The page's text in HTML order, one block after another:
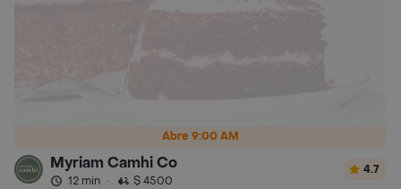
Abre 9:00 AM
Myriam Camhi Co
12 min · $ 4500
4.7